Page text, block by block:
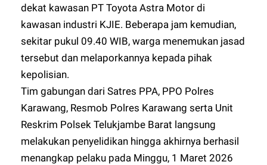
dekat kawasan PT Toyota Astra Motor di
kawasan industri KJIE. Beberapa jam kemudian,
sekitar pukul 09.40 WIB, warga menemukan jasad
tersebut dan melaporkannya kepada pihak
kepolisian.
Tim gabungan dari Satres PPA, PPO Polres
Karawang, Resmob Polres Karawang serta Unit
Reskrim Polsek Telukjambe Barat langsung
melakukan penyelidikan hingga akhirnya berhasil
menangkap pelaku pada Minggu, 1 Maret 2026